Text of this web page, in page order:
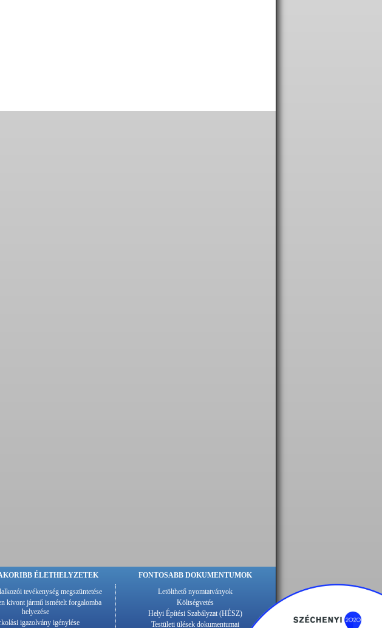
ÉLETHELYZETEK
FONTOSABB DOKUMENTUMOK
tevékenység megszüntetése
kivont jármű ismételt forgalomba
helyezése
igazolvány igénylése
Letölthető nyomtatványok
Költségvetés
Helyi Építési Szabályzat (HÉSZ)
Testületi ülések dokumentumai